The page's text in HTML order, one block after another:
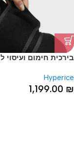
בירכית חימום ועיסוי
Hyperice
1,199.00 ₪